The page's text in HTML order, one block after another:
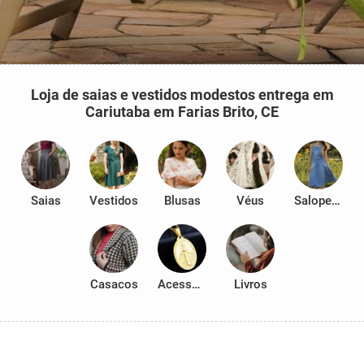
Loja de saias e vestidos modestos entrega em
Cariutaba em Farias Brito, CE
Saias Vestidos Blusas Véus Salopetes
Casacos Acessórios Livros